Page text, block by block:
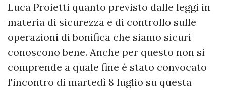
Luca Proietti quanto previsto dalle leggi in
materia di sicurezza e di controllo sulle
operazioni di bonifica che siamo sicuri
conoscono bene. Anche per questo non si
comprende a quale fine è stato convocato
l'incontro di martedì 8 luglio su questa